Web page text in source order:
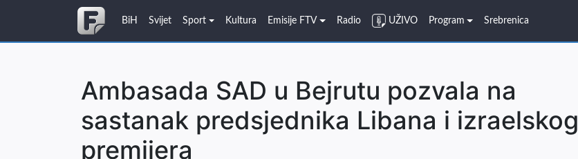
BiH Svijet Sport Kultura Emisije FTV Radio UŽIVO Program Srebrenica
Ambasada SAD u Bejrutu pozvala na
sastanak predsjednika Libana i izraelskog
premijera